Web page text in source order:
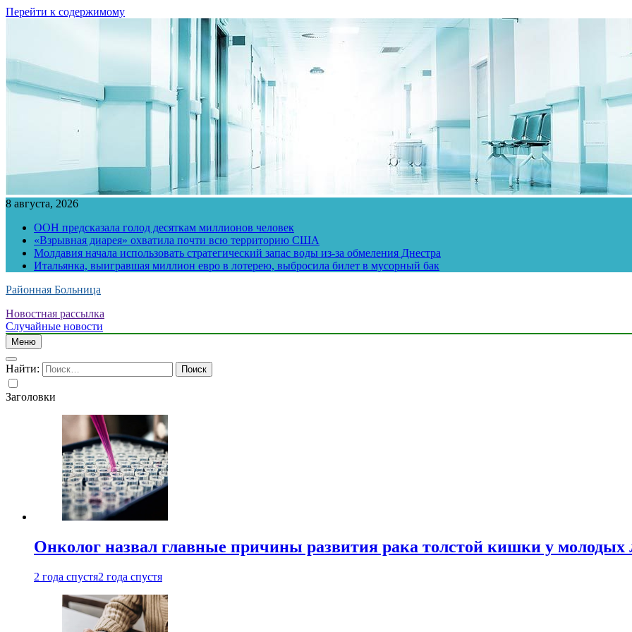
Перейти к содержимому
8 августа, 2026
ООН предсказала голод десяткам миллионов человек
«Взрывная диарея» охватила почти всю территорию США
Молдавия начала использовать стратегический запас воды из-за обмеления Днестра
Итальянка, выигравшая миллион евро в лотерею, выбросила билет в мусорный бак
Районная Больница
Новостная рассылка
Случайные новости
Меню
Найти:
Заголовки
Онколог назвал главные причины развития рака толстой кишки у молодых
2 года спустя2 года спустя